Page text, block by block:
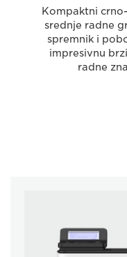
Kompaktni
srednje radne
spremnik i
impresivnu
radne